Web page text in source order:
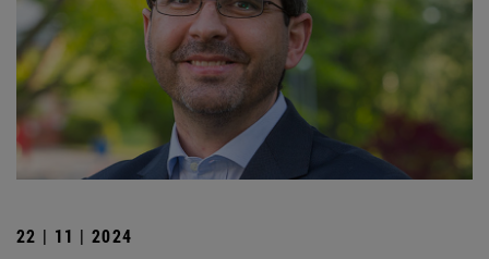
22 | 11 | 2024